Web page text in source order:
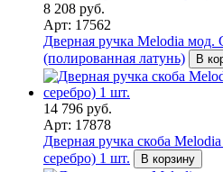
8 208 руб.
Арт: 17562
Дверная ручка Melodia мод.
(полированная латунь)
В
14 796 руб.
Арт: 17878
Дверная ручка скоба
серебро) 1 шт.
В корзину